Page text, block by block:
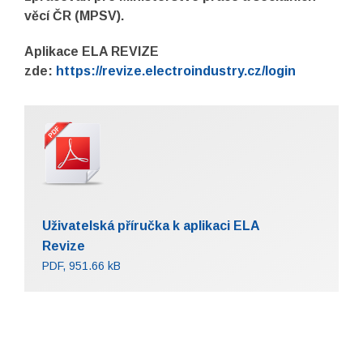
věcí ČR (MPSV).
Aplikace ELA REVIZE
zde: https://revize.electroindustry.cz/login
Uživatelská příručka k aplikaci ELA
Revize
PDF, 951.66 kB